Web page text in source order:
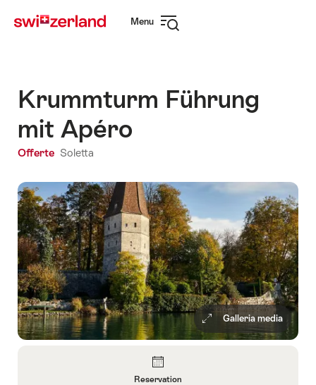
rapida
Menu
Krummturm Führung
mit Apéro
Offerte Soletta
Galleria media
Reservation